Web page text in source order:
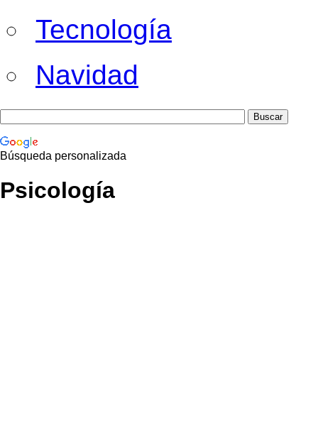
Tecnología
Navidad
Búsqueda personalizada
Psicología